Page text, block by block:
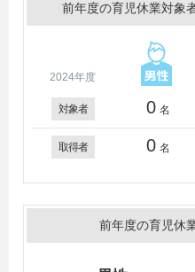
前年度の育児休業対象
2024年度
対象者 0 名
取得者 0 名
前年度の育児休